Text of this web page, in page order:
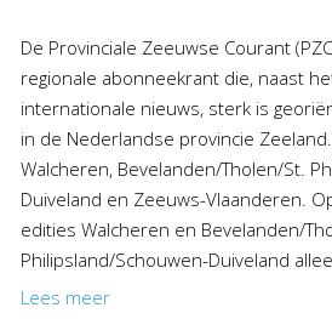
De Provinciale Zeeuwse Courant
regionale abonneekrant die, naast
internationale nieuws, sterk is
in de Nederlandse provincie
Walcheren, Bevelanden/Tholen/St.
Duiveland en Zeeuws-Vlaanderen.
edities Walcheren en Bevelanden/
Philipsland/Schouwen-Duiveland
inzetbaar als PZC Midden-Zeeland.
Lees meer